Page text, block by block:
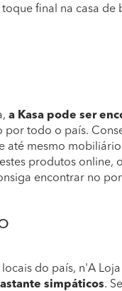
final na casa de
a Kasa pode ser
por todo o país.
até mesmo
produtos online,
encontrar no
do país, n'A
simpáticos.